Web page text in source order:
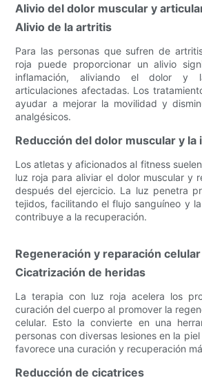
Alivio del dolor muscular y
Alivio de la artritis
Para las personas que sufren de
roja puede proporcionar un alivio
inflamación, aliviando el dolor
articulaciones afectadas. Los
ayudar a mejorar la movilidad y
analgésicos.
Reducción del dolor muscular y la
Los atletas y aficionados al fitness
luz roja para aliviar el dolor muscular y
después del ejercicio. La luz penetra
tejidos, facilitando el flujo sanguíneo y
contribuye a la recuperación.
Regeneración y reparación celular
Cicatrización de heridas
La terapia con luz roja acelera los
curación del cuerpo al promover la
celular. Esto la convierte en una
personas con diversas lesiones en la
favorece una curación y recuperación
Reducción de cicatrices